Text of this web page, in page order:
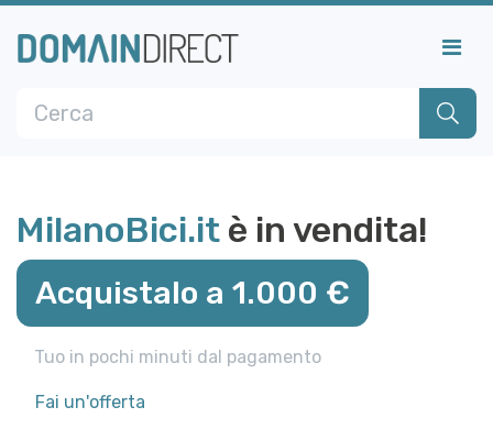
MilanoBici.it è in vendita!
Acquistalo a 1.000 €
Tuo in pochi minuti dal pagamento
Fai un'offerta